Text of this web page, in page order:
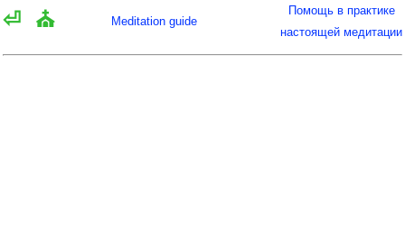
⏎ ⛪ Meditation guide
Помощь в практике
настоящей медитации